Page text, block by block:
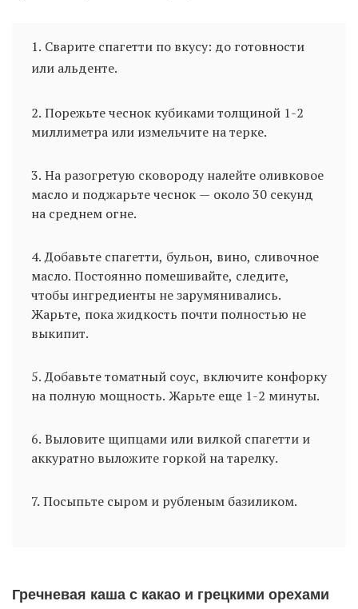
1. Сварите спагетти по вкусу: до готовности
или альденте.
2. Порежьте чеснок кубиками толщиной 1-2
миллиметра или измельчите на терке.
3. На разогретую сковороду налейте оливковое
масло и поджарьте чеснок — около 30 секунд
на среднем огне.
4. Добавьте спагетти, бульон, вино, сливочное
масло. Постоянно помешивайте, следите,
чтобы ингредиенты не зарумянивались.
Жарьте, пока жидкость почти полностью не
выкипит.
5. Добавьте томатный соус, включите конфорку
на полную мощность. Жарьте еще 1-2 минуты.
6. Выловите щипцами или вилкой спагетти и
аккуратно выложите горкой на тарелку.
7. Посыпьте сыром и рубленым базиликом.
Гречневая каша с какао и грецкими орехами